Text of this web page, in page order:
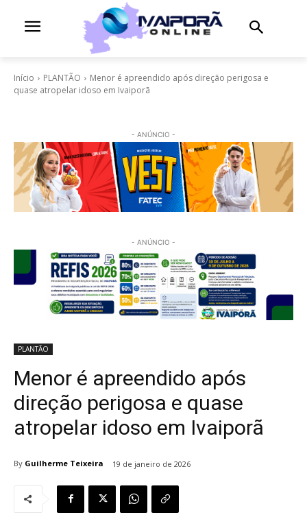
Início PLANTÃO
Menor é apreendido após direção perigosa e
quase atropelar idoso em Ivaiporã
- ANÚNCIO -
- ANÚNCIO -
PLANTÃO
Menor é apreendido após
direção perigosa e quase
atropelar idoso em Ivaiporã
By Guilherme Teixeira 19 de janeiro de 2026